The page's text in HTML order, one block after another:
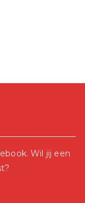
Wil jij een